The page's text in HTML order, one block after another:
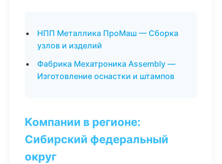
НПП Металлика ПроМаш — Сборка
узлов и изделий
Фабрика Мехатроника Assembly —
Изготовление оснастки и штампов
Компании в регионе:
Сибирский федеральный
округ